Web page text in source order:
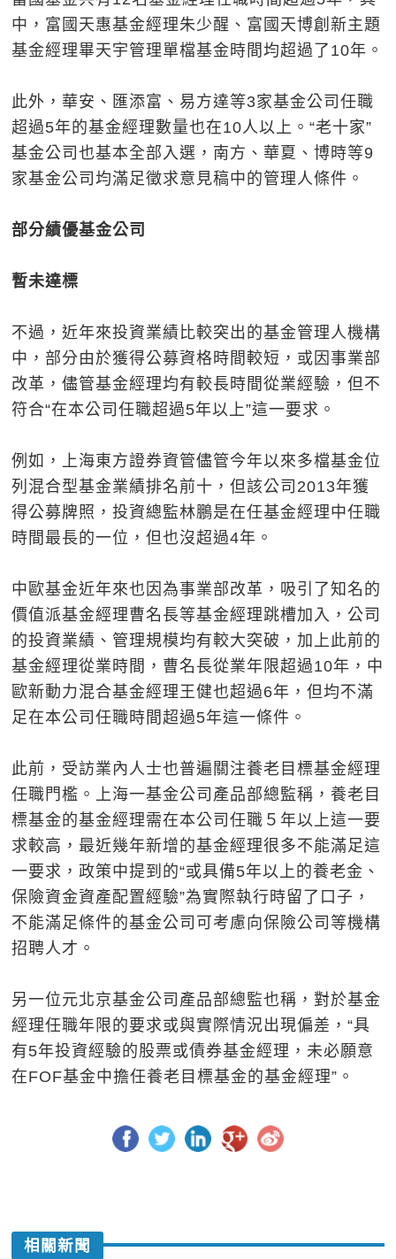
中，富國天惠基金經理朱少醒、富國天博創新主題
基金經理畢天宇管理單檔基金時間均超過了10年。
此外，華安、匯添富、易方達等3家基金公司任職
超過5年的基金經理數量也在10人以上。“老十家”
基金公司也基本全部入選，南方、華夏、博時等9
家基金公司均滿足徵求意見稿中的管理人條件。
部分績優基金公司
暫未達標
不過，近年來投資業績比較突出的基金管理人機構
中，部分由於獲得公募資格時間較短，或因事業部
改革，儘管基金經理均有較長時間從業經驗，但不
符合“在本公司任職超過5年以上”這一要求。
例如，上海東方證券資管儘管今年以來多檔基金位
列混合型基金業績排名前十，但該公司2013年獲
得公募牌照，投資總監林鵬是在任基金經理中任職
時間最長的一位，但也沒超過4年。
中歐基金近年來也因為事業部改革，吸引了知名的
價值派基金經理曹名長等基金經理跳槽加入，公司
的投資業績、管理規模均有較大突破，加上此前的
基金經理從業時間，曹名長從業年限超過10年，中
歐新動力混合基金經理王健也超過6年，但均不滿
足在本公司任職時間超過5年這一條件。
此前，受訪業內人士也普遍關注養老目標基金經理
任職門檻。上海一基金公司產品部總監稱，養老目
標基金的基金經理需在本公司任職５年以上這一要
求較高，最近幾年新增的基金經理很多不能滿足這
一要求，政策中提到的“或具備5年以上的養老金、
保險資金資產配置經驗”為實際執行時留了口子，
不能滿足條件的基金公司可考慮向保險公司等機構
招聘人才。
另一位元北京基金公司產品部總監也稱，對於基金
經理任職年限的要求或與實際情況出現偏差，“具
有5年投資經驗的股票或債券基金經理，未必願意
在FOF基金中擔任養老目標基金的基金經理”。
相關新聞